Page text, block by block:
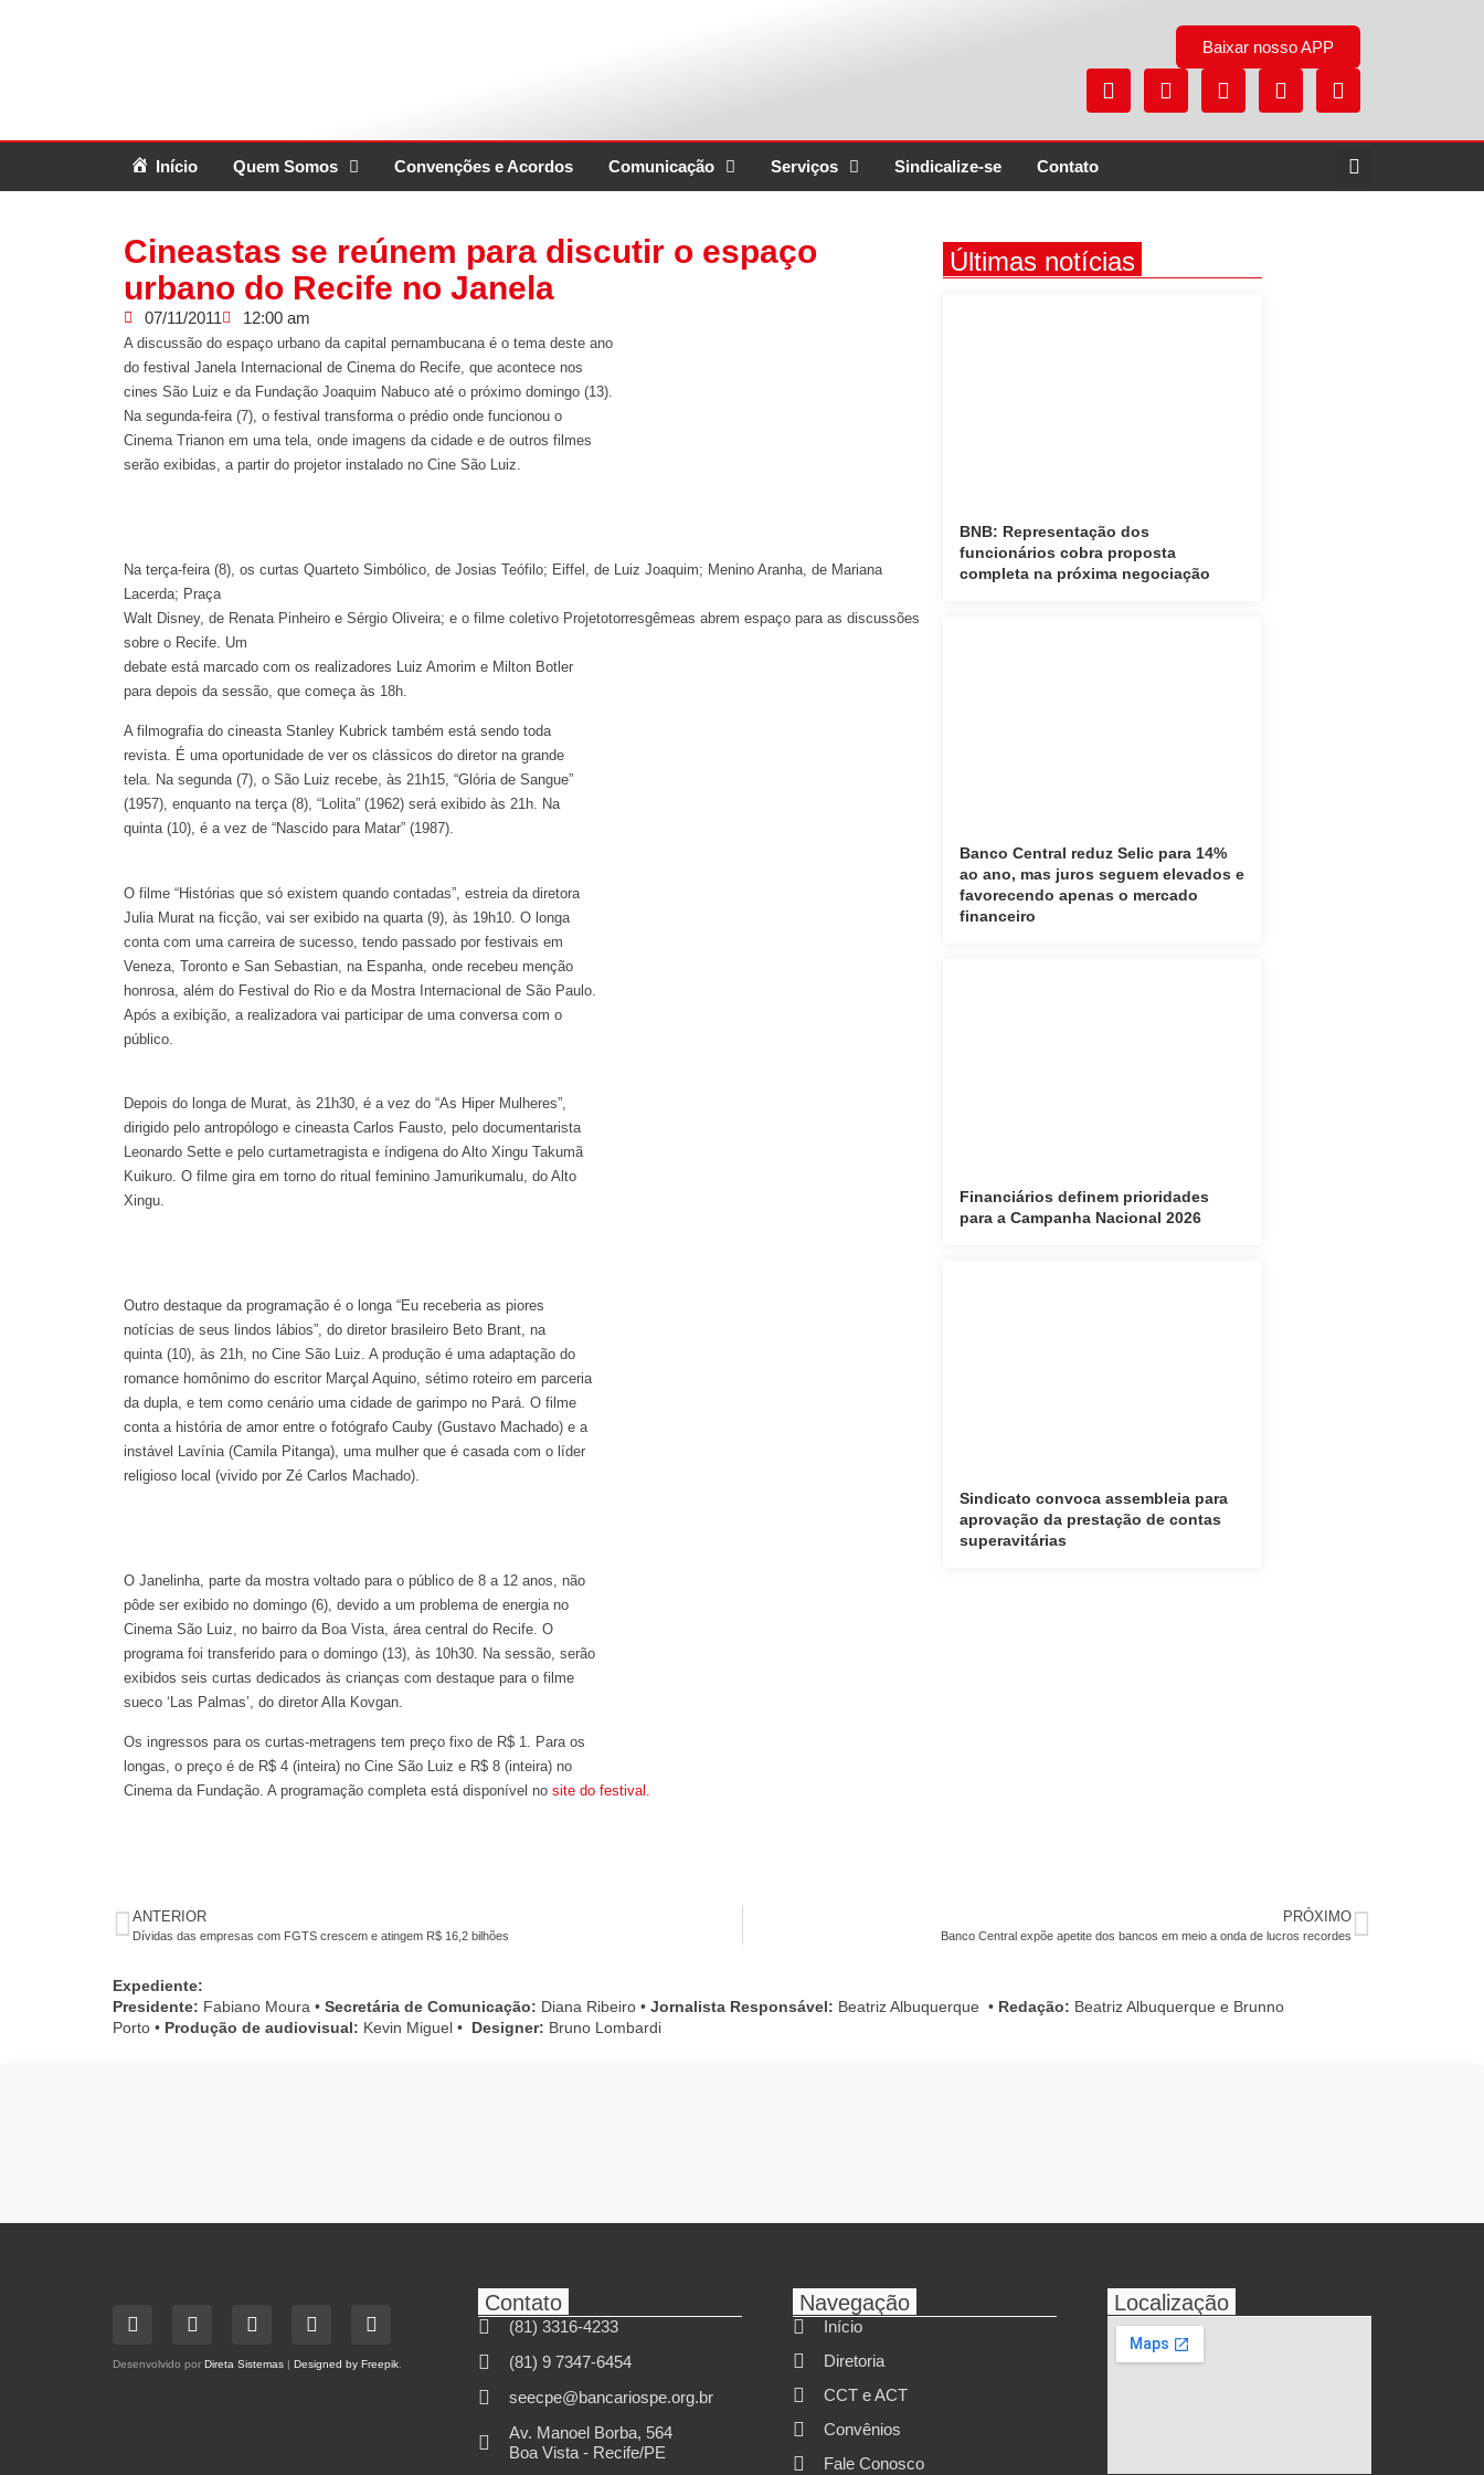
Baixar nosso APP
Início Quem Somos Convenções e Acordos Comunicação Serviços Sindicalize-se Contato
Cineastas se reúnem para discutir o espaço
urbano do Recife no Janela
07/11/2011 12:00 am
A discussão do espaço urbano da capital pernambucana é o tema deste ano
do festival Janela Internacional de Cinema do Recife, que acontece nos
cines São Luiz e da Fundação Joaquim Nabuco até o próximo domingo (13).
Na segunda-feira (7), o festival transforma o prédio onde funcionou o
Cinema Trianon em uma tela, onde imagens da cidade e de outros filmes
serão exibidas, a partir do projetor instalado no Cine São Luiz.
Na terça-feira (8), os curtas Quarteto Simbólico, de Josias Teófilo; Eiffel, de Luiz Joaquim; Menino Aranha, de Mariana
Lacerda; Praça
Walt Disney, de Renata Pinheiro e Sérgio Oliveira; e o filme coletivo Projetotorresgêmeas abrem espaço para as discussões
sobre o Recife. Um
debate está marcado com os realizadores Luiz Amorim e Milton Botler
para depois da sessão, que começa às 18h.
A filmografia do cineasta Stanley Kubrick também está sendo toda
revista. É uma oportunidade de ver os clássicos do diretor na grande
tela. Na segunda (7), o São Luiz recebe, às 21h15, “Glória de Sangue”
(1957), enquanto na terça (8), “Lolita” (1962) será exibido às 21h. Na
quinta (10), é a vez de “Nascido para Matar” (1987).
O filme “Histórias que só existem quando contadas”, estreia da diretora
Julia Murat na ficção, vai ser exibido na quarta (9), às 19h10. O longa
conta com uma carreira de sucesso, tendo passado por festivais em
Veneza, Toronto e San Sebastian, na Espanha, onde recebeu menção
honrosa, além do Festival do Rio e da Mostra Internacional de São Paulo.
Após a exibição, a realizadora vai participar de uma conversa com o
público.
Depois do longa de Murat, às 21h30, é a vez do “As Hiper Mulheres”,
dirigido pelo antropólogo e cineasta Carlos Fausto, pelo documentarista
Leonardo Sette e pelo curtametragista e índigena do Alto Xingu Takumã
Kuikuro. O filme gira em torno do ritual feminino Jamurikumalu, do Alto
Xingu.
Outro destaque da programação é o longa “Eu receberia as piores
notícias de seus lindos lábios”, do diretor brasileiro Beto Brant, na
quinta (10), às 21h, no Cine São Luiz. A produção é uma adaptação do
romance homônimo do escritor Marçal Aquino, sétimo roteiro em parceria
da dupla, e tem como cenário uma cidade de garimpo no Pará. O filme
conta a história de amor entre o fotógrafo Cauby (Gustavo Machado) e a
instável Lavínia (Camila Pitanga), uma mulher que é casada com o líder
religioso local (vivido por Zé Carlos Machado).
O Janelinha, parte da mostra voltado para o público de 8 a 12 anos, não
pôde ser exibido no domingo (6), devido a um problema de energia no
Cinema São Luiz, no bairro da Boa Vista, área central do Recife. O
programa foi transferido para o domingo (13), às 10h30. Na sessão, serão
exibidos seis curtas dedicados às crianças com destaque para o filme
sueco ‘Las Palmas’, do diretor Alla Kovgan.
Os ingressos para os curtas-metragens tem preço fixo de R$ 1. Para os
longas, o preço é de R$ 4 (inteira) no Cine São Luiz e R$ 8 (inteira) no
Cinema da Fundação. A programação completa está disponível no site do festival.
Últimas notícias
BNB: Representação dos
funcionários cobra proposta
completa na próxima negociação
Banco Central reduz Selic para 14%
ao ano, mas juros seguem elevados e
favorecendo apenas o mercado
financeiro
Financiários definem prioridades
para a Campanha Nacional 2026
Sindicato convoca assembleia para
aprovação da prestação de contas
superavitárias
ANTERIOR
Dívidas das empresas com FGTS crescem e atingem R$ 16,2 bilhões
PRÓXIMO
Banco Central expõe apetite dos bancos em meio a onda de lucros recordes
Expediente:
Presidente: Fabiano Moura • Secretária de Comunicação: Diana Ribeiro • Jornalista Responsável: Beatriz Albuquerque • Redação: Beatriz Albuquerque e Brunno
Porto • Produção de audiovisual: Kevin Miguel • Designer: Bruno Lombardi
Desenvolvido por Direta Sistemas | Designed by Freepik
Contato
(81) 3316-4233
(81) 9 7347-6454
seecpe@bancariospe.org.br
Av. Manoel Borba, 564
Boa Vista - Recife/PE
Navegação
Início
Diretoria
CCT e ACT
Convênios
Fale Conosco
Localização